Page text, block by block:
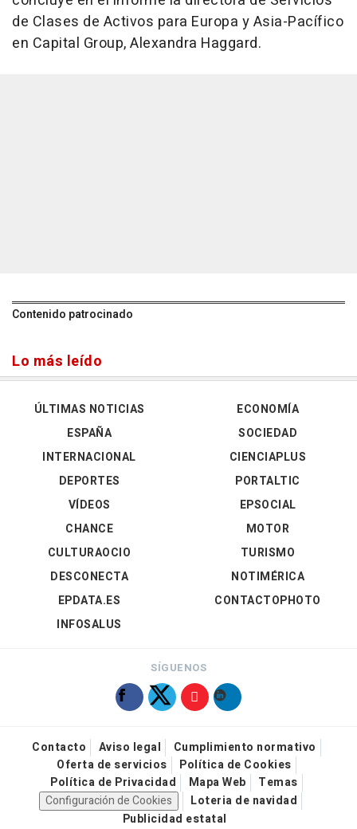
de Clases de Activos para Europa y Asia-Pacífico
en Capital Group, Alexandra Haggard.
Contenido patrocinado
Lo más leído
ÚLTIMAS NOTICIAS
ESPAÑA
INTERNACIONAL
DEPORTES
VÍDEOS
ECONOMÍA
SOCIEDAD
CIENCIAPLUS
PORTALTIC
EPSOCIAL
CHANCE
CULTURAOCIO
DESCONECTA
EPDATA.ES
INFOSALUS
MOTOR
TURISMO
NOTIMÉRICA
CONTACTOPHOTO
SÍGUENOS
Contacto Aviso legal
Cumplimiento normativo
Oferta de servicios
Política de Cookies
Política de Privacidad
Mapa Web
Temas
Configuración de Cookies
Loteria de navidad
Publicidad estatal